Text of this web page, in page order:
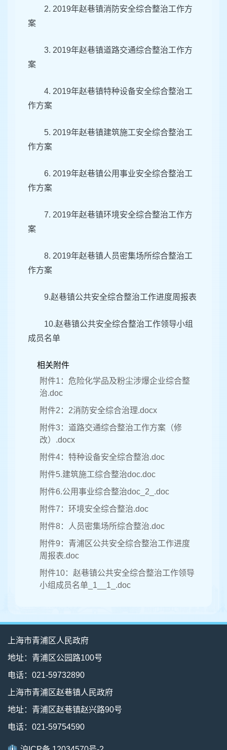
2. 2019年赵巷镇消防安全综合整治工作方
案
3. 2019年赵巷镇道路交通综合整治工作方
案
4. 2019年赵巷镇特种设备安全综合整治工
作方案
5. 2019年赵巷镇建筑施工安全综合整治工
作方案
6. 2019年赵巷镇公用事业安全综合整治工
作方案
7. 2019年赵巷镇环境安全综合整治工作方
案
8. 2019年赵巷镇人员密集场所综合整治工
作方案
9.赵巷镇公共安全综合整治工作进度周报表
10.赵巷镇公共安全综合整治工作领导小组
成员名单
相关附件
附件1：危险化学品及粉尘涉爆企业综合整
治.doc
附件2：2消防安全综合治理.docx
附件3：道路交通综合整治工作方案（修
改）.docx
附件4：特种设备安全综合整治.doc
附件5.建筑施工综合整治doc.doc
附件6.公用事业综合整治doc_2_.doc
附件7：环境安全综合整治.doc
附件8：人员密集场所综合整治.doc
附件9：青浦区公共安全综合整治工作进度
周报表.doc
附件10：赵巷镇公共安全综合整治工作领导
小组成员名单_1__1_.doc
上海市青浦区人民政府
地址：青浦区公园路100号
电话：021-59732890
上海市青浦区赵巷镇人民政府
地址：青浦区赵巷镇赵兴路90号
电话：021-59754590